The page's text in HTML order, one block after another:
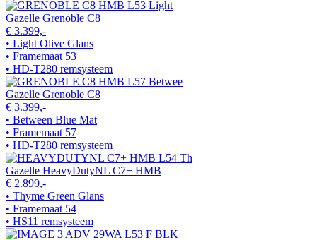
Gazelle Grenoble C8
€ 3.399,-
• Light Olive Glans
• Framemaat 53
• HD-T280 remsysteem
Gazelle Grenoble C8
€ 3.399,-
• Between Blue Mat
• Framemaat 57
• HD-T280 remsysteem
Gazelle HeavyDutyNL C7+ HMB
€ 2.899,-
• Thyme Green Glans
• Framemaat 54
• HS11 remsysteem